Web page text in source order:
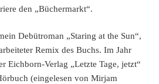
den „Büchermarkt“.
Debütroman „Staring at the Sun“,
Remix des Buchs. Im Jahr
Eichborn-Verlag „Letzte Tage, jetzt“
(eingelesen von Mirjam